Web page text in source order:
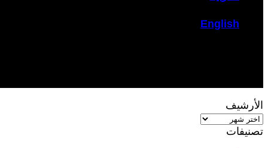
English
الأرشيف
الأرشيف
تصنيفات